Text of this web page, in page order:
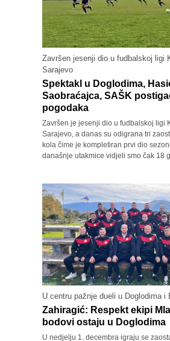
Završen jesenji dio u fudbalskoj ligi
Sarajevo
Spektakl u Doglodima,
Saobraćajca, SAŠK
pogodaka
Završen je jesenji dio u fudbalskoj ligi
Sarajevo, a danas su odigrana tri
kola čime je kompletiran prvi dio
današnje utakmice vidjeli smo čak 18
U centru pažnje dueli u Doglodima i
Zahiragić: Respekt ekipi
bodovi ostaju u Doglodima
U nedjelju 1. decembra igraju se